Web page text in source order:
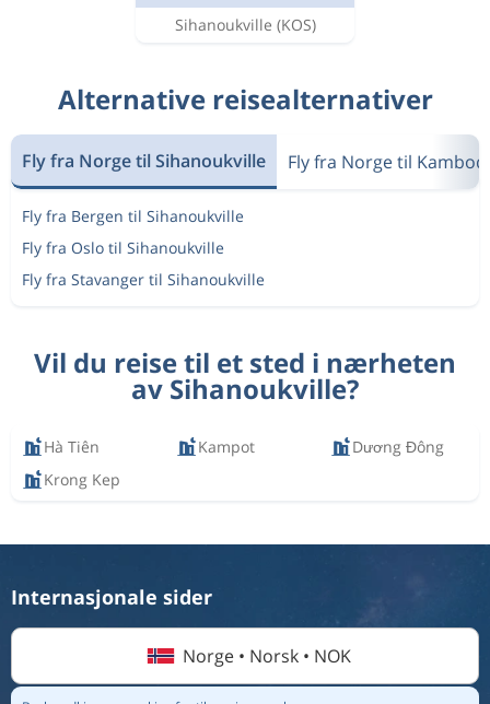
Sihanoukville (KOS)
Alternative reisealternativer
Fly fra Norge til Sihanoukville Fly fra Norge til
Fly fra Bergen til Sihanoukville
Fly fra Oslo til Sihanoukville
Fly fra Stavanger til Sihanoukville
Vil du reise til et sted i nærheten
av Sihanoukville?
Hà Tiên Kampot
Dương Đông
Krong Kep
Internasjonale sider
Norge • Norsk • NOK